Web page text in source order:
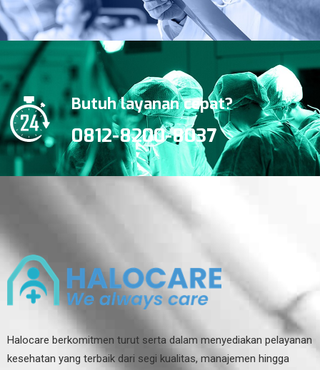
Butuh layanan cepat?
0812-8200-8037
Halocare berkomitmen turut serta dalam menyediakan pelayanan
kesehatan yang terbaik dari segi kualitas, manajemen hingga